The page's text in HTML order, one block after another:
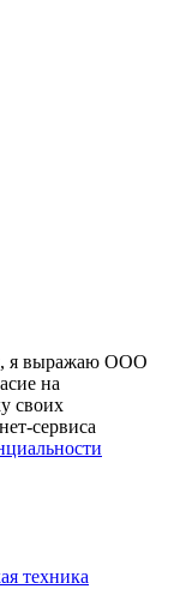
я выражаю ООО
на
своих
сервиса
техника